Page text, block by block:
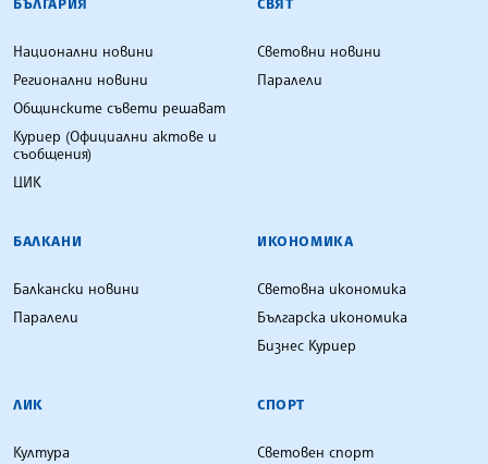
Национални новини
Регионални новини
Общинските съвети решават
Куриер (Официални актове и
съобщения)
ЦИК
Световни новини
Паралели
БАЛКАНИ
Балкански новини
Паралели
ИКОНОМИКА
Световна икономика
Българска икономика
Бизнес Куриер
ЛИК
Култура
СПОРТ
Световен спорт